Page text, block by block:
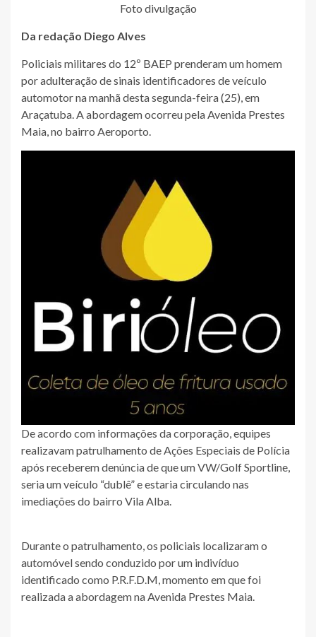
Foto divulgação
Da redação Diego Alves
Policiais militares do 12º BAEP prenderam um homem
por adulteração de sinais identificadores de veículo
automotor na manhã desta segunda-feira (25), em
Araçatuba. A abordagem ocorreu pela Avenida Prestes
Maia, no bairro Aeroporto.
De acordo com informações da corporação, equipes
realizavam patrulhamento de Ações Especiais de Polícia
após receberem denúncia de que um VW/Golf Sportline,
seria um veículo “dublê” e estaria circulando nas
imediações do bairro Vila Alba.
Durante o patrulhamento, os policiais localizaram o
automóvel sendo conduzido por um indivíduo
identificado como P.R.F.D.M, momento em que foi
realizada a abordagem na Avenida Prestes Maia.